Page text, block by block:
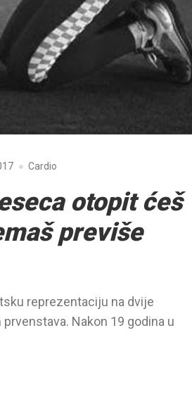
Cardio
otopit ćeš
previše
reprezentaciju na dvije
Nakon 19 godina u